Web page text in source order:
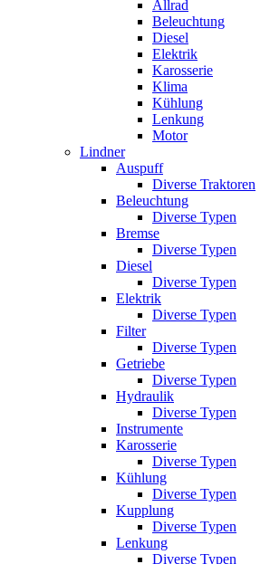
Allrad
Beleuchtung
Diesel
Elektrik
Karosserie
Klima
Kühlung
Lenkung
Motor
Lindner
Auspuff
Diverse Traktoren
Beleuchtung
Diverse Typen
Bremse
Diverse Typen
Diesel
Diverse Typen
Elektrik
Diverse Typen
Filter
Diverse Typen
Getriebe
Diverse Typen
Hydraulik
Diverse Typen
Instrumente
Karosserie
Diverse Typen
Kühlung
Diverse Typen
Kupplung
Diverse Typen
Lenkung
Diverse Typen